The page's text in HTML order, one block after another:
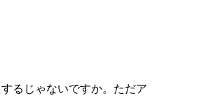
るじゃないですか。ただア